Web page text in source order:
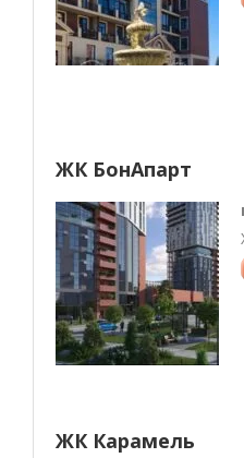
ЖК БонАпарт
ЖК Карамель